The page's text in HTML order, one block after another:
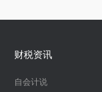
财税资讯
自会计说